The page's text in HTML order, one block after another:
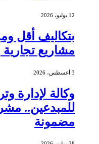
12 يوليو، 2026
مشاريع تجارية
3 أغسطس، 2026
وكالة لإدارة
للمبدعين..
مضمونة